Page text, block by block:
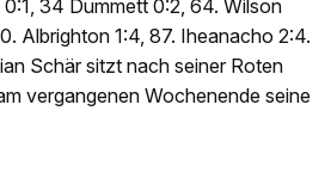
34 Dummett 0:2, 64. Wilson
Albrighton 1:4, 87. Iheanacho 2:4.
Schär sitzt nach seiner Roten
vergangenen Wochenende seine